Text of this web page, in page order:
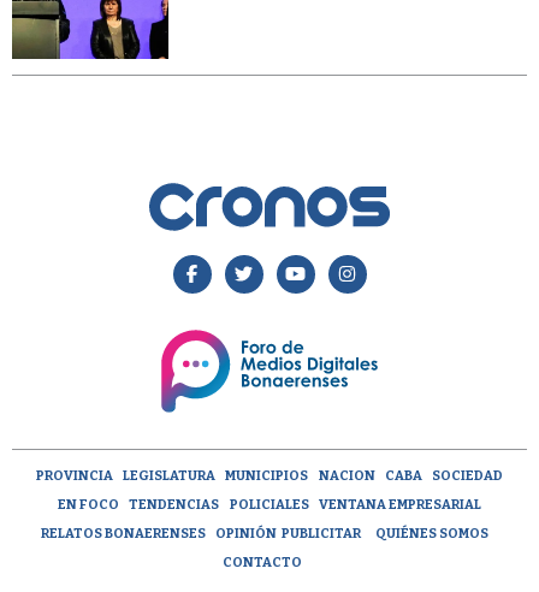
PROVINCIA LEGISLATURA MUNICIPIOS NACION CABA
SOCIEDAD
EN FOCO
TENDENCIAS POLICIALES
VENTANA EMPRESARIAL
RELATOS BONAERENSES
OPINIÓN PUBLICITAR
QUIÉNES SOMOS
CONTACTO